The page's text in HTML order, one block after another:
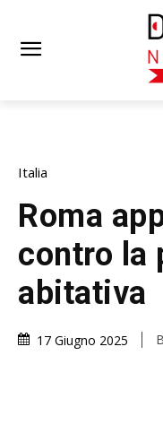
Italia
Roma
contro la
abitativa
17 Giugno 2025